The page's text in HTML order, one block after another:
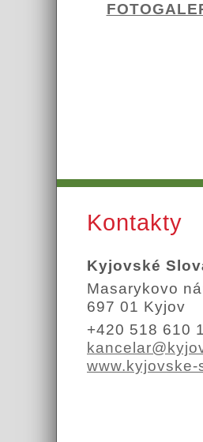
Kontakty
Kyjovské
Masarykovo
697 01 Kyjov
+420 518 610